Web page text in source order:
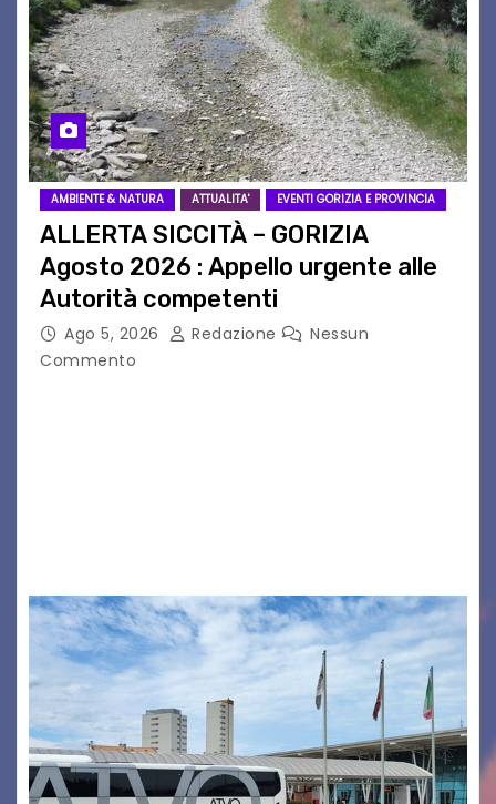
AMBIENTE & NATURA ATTUALITA' EVENTI GORIZIA E PROVINCIA
ALLERTA SICCITÀ – GORIZIA
Agosto 2026 : Appello urgente alle
Autorità competenti
Ago 5, 2026 Redazione
Nessun
Commento